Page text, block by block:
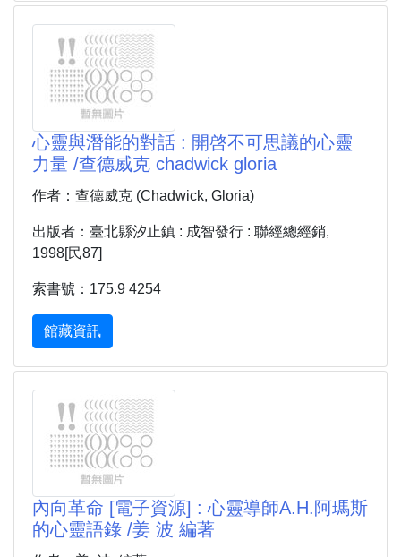
心靈與潛能的對話 : 開啓不可思議的心靈
力量 /查德威克 chadwick gloria
作者：查德威克 (Chadwick, Gloria)
出版者：臺北縣汐止鎮 : 成智發行 : 聯經總經銷,
1998[民87]
索書號：175.9 4254
館藏資訊
內向革命 [電子資源] : 心靈導師A.H.阿瑪斯
的心靈語錄 /姜 波 編著